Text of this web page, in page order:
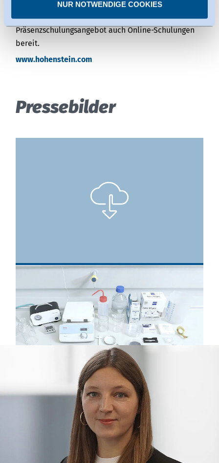
einzelnen Diensten.
Sie können erteilte Einwilligungen jederzeit
widerrufen.
NUR NOTWENDIGE COOKIES
Lederwaren. Im Bereich Aus- und Weiterbildung
stellt die Hohenstein Academy neben einem
Präsenzschulungsangebot auch Online-Schulungen
bereit.
www.hohenstein.com
Pressebilder
Für die Prüfung werden die Textilien rund zugeschnitten
und in einem Glas mittels Magnetrührer in einer
Flüssigkeit gerührt. Nach dem Prozess werden die Fasern
gefiltert und optisch bewertet. © Hohenstein